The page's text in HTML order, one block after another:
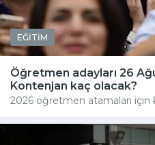
EĞİTİM
Öğretmen adayları 26
Kontenjan kaç olacak?
2026 öğretmen atamaları için